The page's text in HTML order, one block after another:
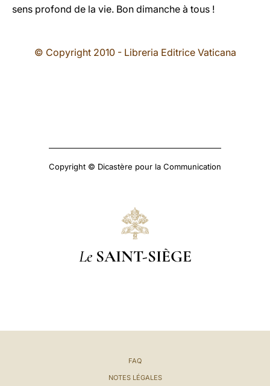
sens profond de la vie. Bon dimanche à tous !
© Copyright 2010 - Libreria Editrice Vaticana
Copyright © Dicastère pour la Communication
Le SAINT-SIÈGE
FAQ
NOTES LÉGALES